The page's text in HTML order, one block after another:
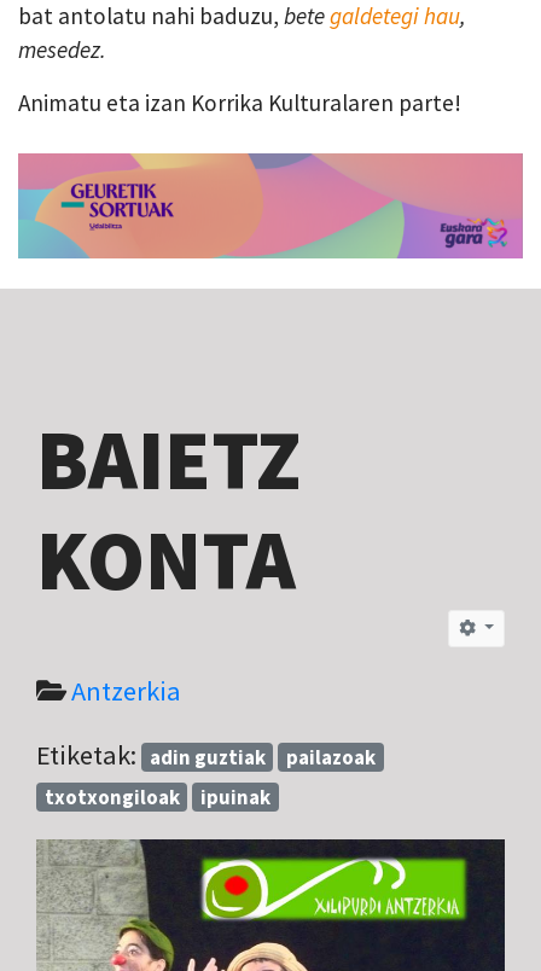
bat antolatu nahi baduzu, betegaldetegi hau,
mesedez.
Animatu eta izan Korrika Kulturalaren parte!
BAIETZ
KONTA
Antzerkia
Etiketak: adin guztiak
pailazoak
txotxongiloak
ipuinak